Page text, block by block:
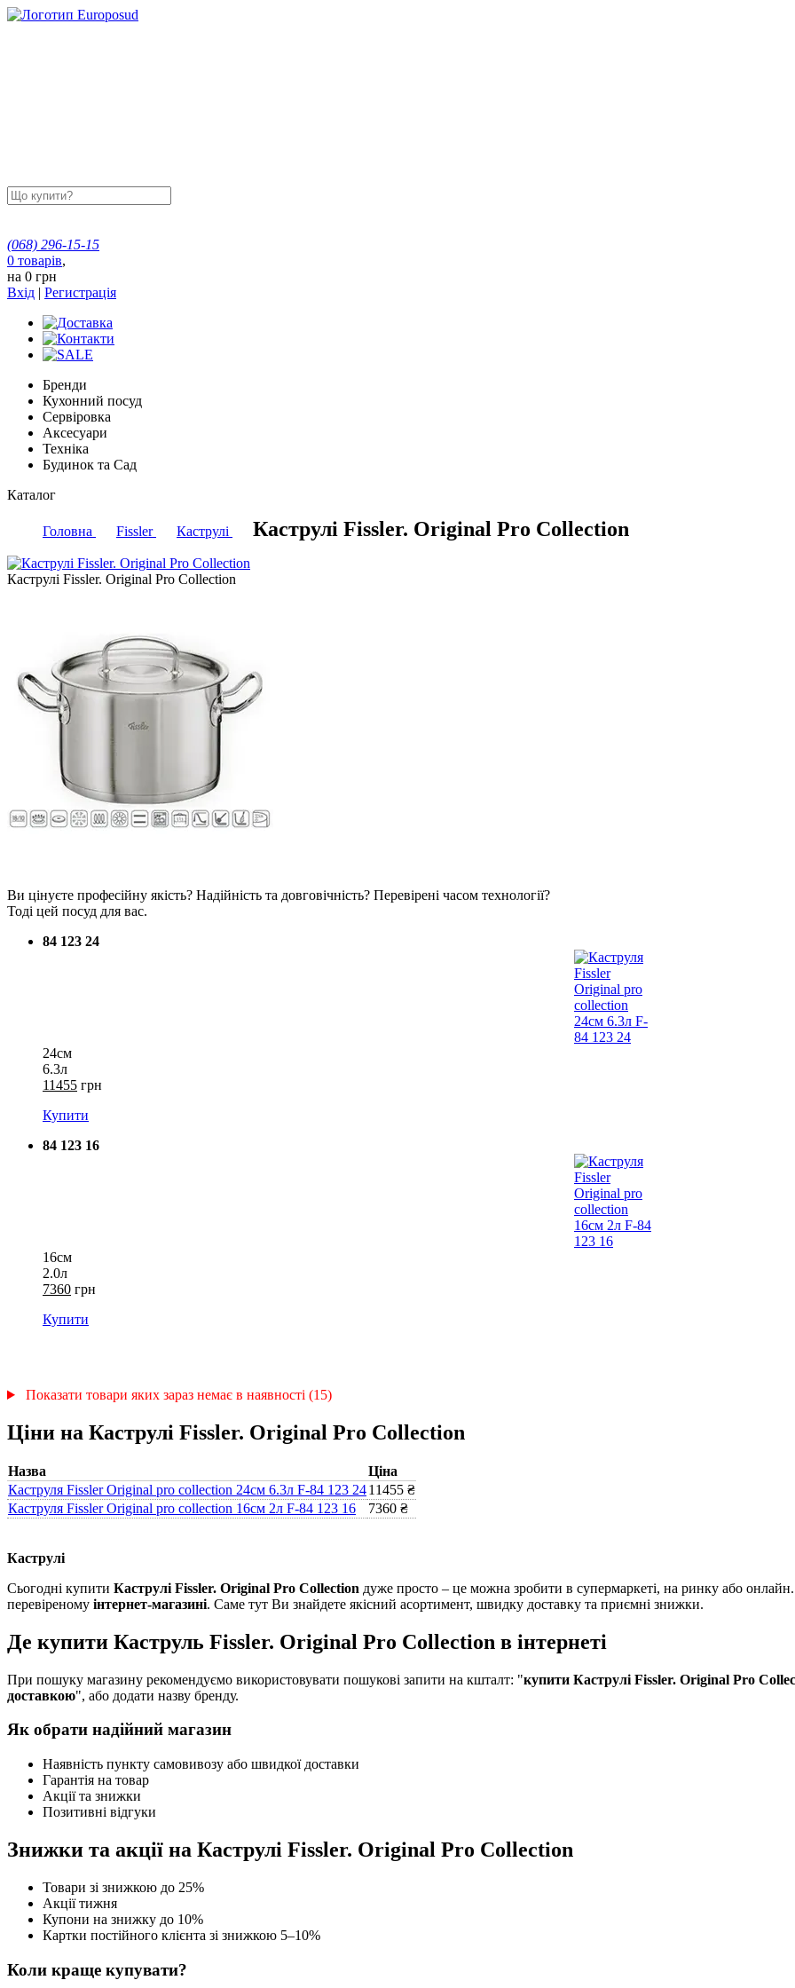
(068) 296-15-15
0 товарів,
на 0 грн
Вхід | Регистрація
Бренди
Кухонний посуд
Сервіровка
Аксесуари
Техніка
Будинок та Сад
Каталог
Головна Fissler Каструлі Каструлі Fissler. Original Pro Collection
Каструлі Fissler. Original Pro Collection
Ви цінуєте професійну якість? Надійність та довговічність? Перевірені часом технології?
Тоді цей посуд для вас.
84 123 24
24см
6.3л
11455 грн
Купити
84 123 16
16см
2.0л
7360 грн
Купити
Показати товари яких зараз немає в наявності (15)
Ціни на Каструлі Fissler. Original Pro Collection
Назва
Ціна
Каструля Fissler Original pro collection 24см 6.3л F-84 123 2411455 ₴
Каструля Fissler Original pro collection 16см 2л F-84 123 16
7360 ₴
Каструлі
Сьогодні купити Каструлі Fissler. Original Pro Collection дуже просто – це можна зробити в супермаркеті, на ринку або
перевіреному інтернет-магазині. Саме тут Ви знайдете якісний асортимент, швидку доставку та приємні знижки.
Де купити Каструль Fissler. Original Pro Collection в інтернеті
При пошуку магазину рекомендуємо використовувати пошукові запити на кшталт: "купити Каструлі Fissler. Original Pro
доставкою", або додати назву бренду.
Як обрати надійний магазин
Наявність пункту самовивозу або швидкої доставки
Гарантія на товар
Акції та знижки
Позитивні відгуки
Знижки та акції на Каструлі Fissler. Original Pro Collection
Товари зі знижкою до 25%
Акції тижня
Купони на знижку до 10%
Картки постійного клієнта зі знижкою 5–10%
Коли краще купувати?